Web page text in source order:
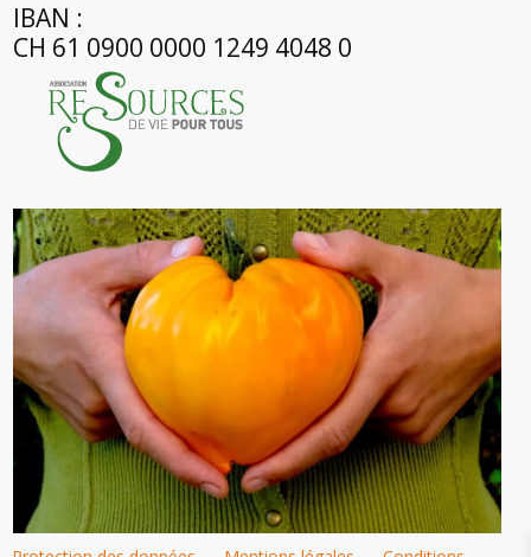
IBAN :
CH 61 0900 0000 1249 4048 0